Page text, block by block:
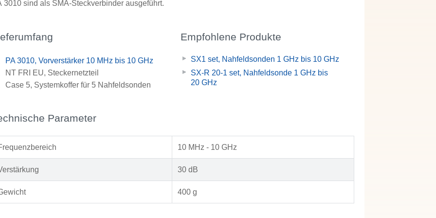
3010 sind als SMA-Steckverbinder ausgeführt.
PA 3010, Vorverstärker 10 MHz bis 10 GHz
NT FRI EU, Steckernetzteil
Case 5, Systemkoffer für 5 Nahfeldsonden
Empfohlene Produkte
SX1 set, Nahfeldsonden 1 GHz bis 10 GHz
SX-R 20-1 set, Nahfeldsonde 1 GHz bis
20 GHz
Parameter
10 MHz - 10 GHz
30 dB
400 g